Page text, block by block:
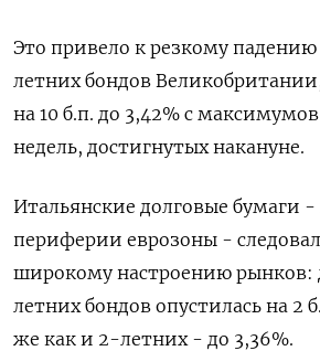
Это привело к резкому
летних бондов
на 10 б.п. до 3,42% с
недель, достигнутых накануне.
Итальянские долговые бумаги
периферии еврозоны -
широкому настроению рынков:
летних бондов опустилась на 2
же как и 2-летних - до 3,36%.